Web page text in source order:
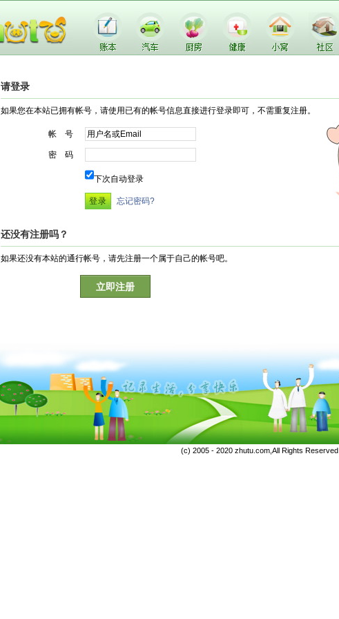
请登录
如果您在本站已拥有帐号，请使用已有的帐号信息直接进行登录即可，不需重复注册。
帐 号
密 码
下次自动登录
忘记密码?
还没有注册吗？
如果还没有本站的通行帐号，请先注册一个属于自己的帐号吧。
立即注册
(c) 2005 - 2020 zhutu.com,All Rights Reserved